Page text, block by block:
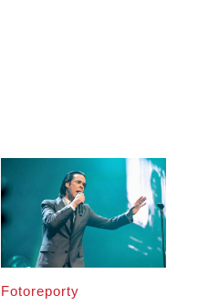
Fotoreporty